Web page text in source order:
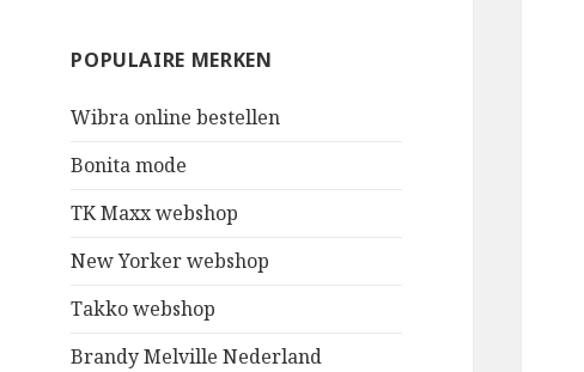
POPULAIRE MERKEN
Wibra online bestellen
Bonita mode
TK Maxx webshop
New Yorker webshop
Takko webshop
Brandy Melville Nederland